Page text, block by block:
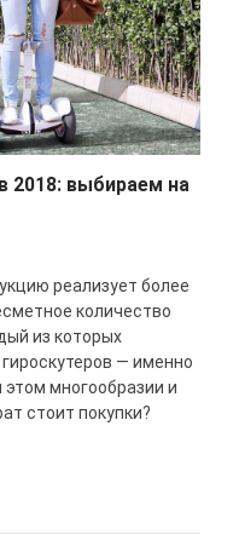
2018: выбираем на
реализует более
количество
из которых
— именно
этом многообразии и
стоит покупки?